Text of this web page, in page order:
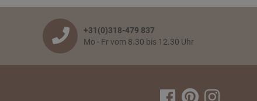
+31(0)318-479 837
Mo - Fr vom 8.30 bis 12.30 Uhr